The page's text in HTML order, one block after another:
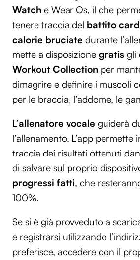
Watch e Wear Os, il che
tenere traccia del battito
calorie bruciate durante
mette a disposizione gratis gli
Workout Collection per
dimagrire e definire i muscoli
per le braccia, l’addome, le
L’allenatore vocale guiderà
l’allenamento. L’app permette
traccia dei risultati ottenuti
di salvare sul proprio
progressi fatti, che
100%.
Se si è già provveduto a
e registrarsi utilizzando
preferisce, accedere con il